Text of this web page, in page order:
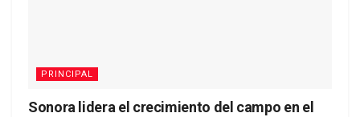
PRINCIPAL
Sonora lidera el crecimiento del campo en el